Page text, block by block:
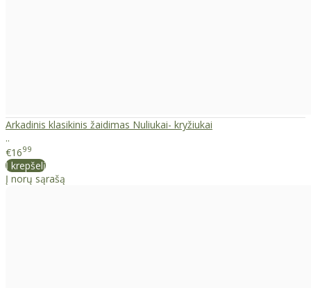
Arkadinis klasikinis žaidimas Nuliukai- kryžiukai
..
€1699
Į krepšelį
Į norų sąrašą